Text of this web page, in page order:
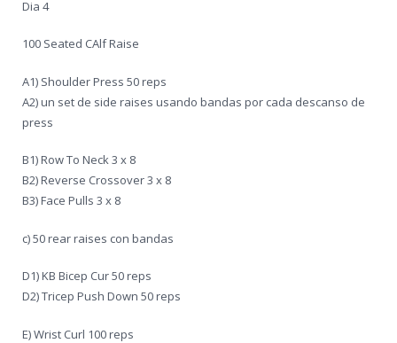
Dia 4
100 Seated CAlf Raise
A1) Shoulder Press 50 reps
A2) un set de side raises usando bandas por cada descanso de
press
B1) Row To Neck 3 x 8
B2) Reverse Crossover 3 x 8
B3) Face Pulls 3 x 8
c) 50 rear raises con bandas
D1) KB Bicep Cur 50 reps
D2) Tricep Push Down 50 reps
E) Wrist Curl 100 reps